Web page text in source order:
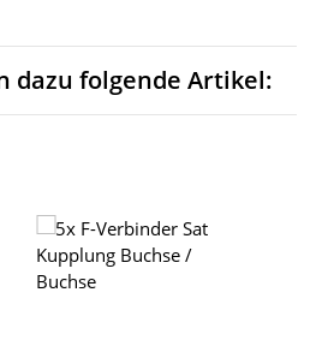
dazu folgende Artikel: